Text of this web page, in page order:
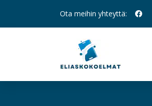
Ota meihin yhteyttä: